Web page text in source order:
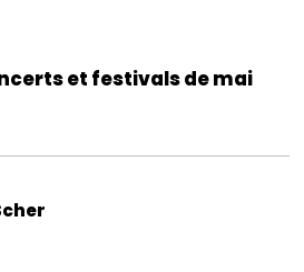
et festivals de mai